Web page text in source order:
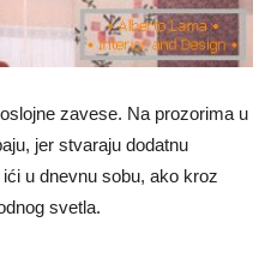
zavese. Na prozorima u
jer stvaraju dodatnu
u dnevnu sobu, ako kroz
svetla.